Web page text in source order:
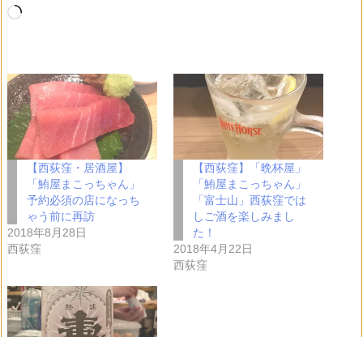
み
中…
【西荻窪・居酒屋】
「鮪屋まこっちゃん」
予約必須の店になっち
ゃう前に再訪
2018年8月28日
西荻窪
【西荻窪】「晩杯屋」
「鮪屋まこっちゃん」
「富士山」西荻窪では
しご酒を楽しみまし
た！
2018年4月22日
西荻窪